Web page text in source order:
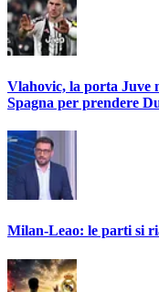
Vlahovic, la porta Juve
Spagna per prendere
Milan-Leao: le parti si